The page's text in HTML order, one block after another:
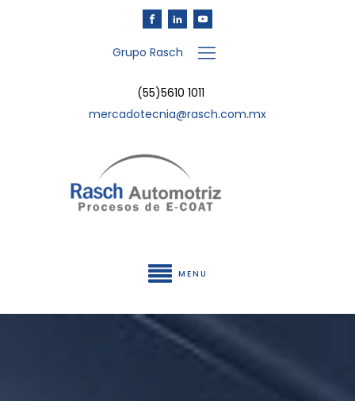
Grupo Rasch
(55)5610 1011
mercadotecnia@rasch.com.mx
MENU